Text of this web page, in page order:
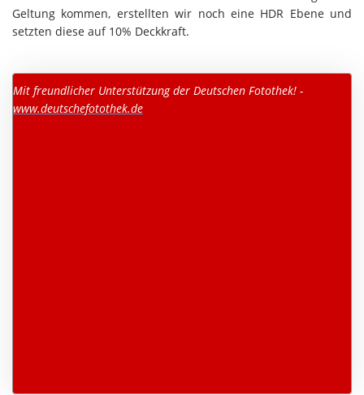
Geltung kommen, erstellten wir noch eine HDR Ebene und
setzten diese auf 10% Deckkraft.
Mit freundlicher Unterstützung der Deutschen Fotothek! -
www.deutschefotothek.de